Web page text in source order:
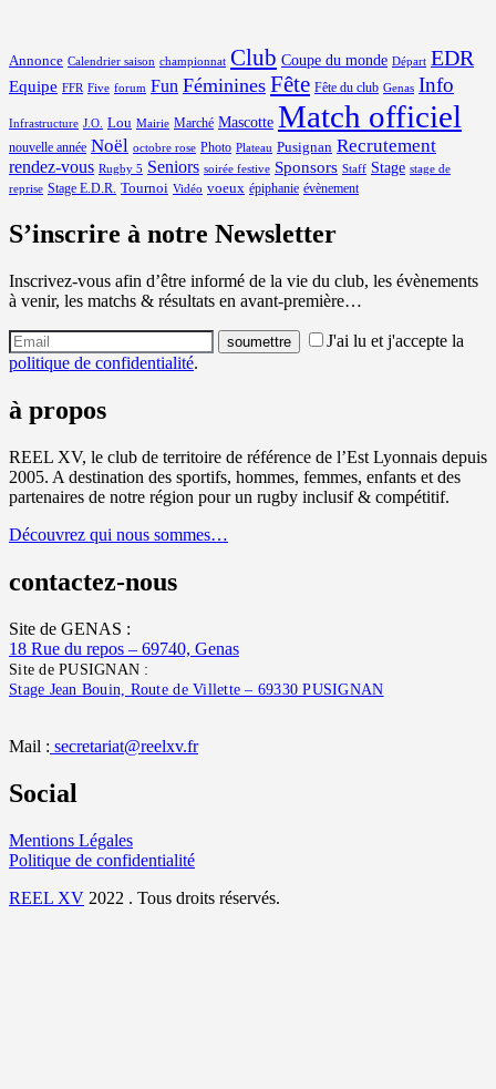
Annonce Calendrier saison championnat Club Coupe du monde Départ EDR
Equipe FFR Five forum Fun Féminines Fête Fête du club Genas Info
Infrastructure J.O. Lou Mairie Marché Mascotte Match officiel
nouvelle année Noël octobre rose Photo Plateau Pusignan Recrutement
rendez-vous Rugby 5 Seniors soirée festive Sponsors Staff Stage stage de
reprise Stage E.D.R. Tournoi Vidéo voeux épiphanie évènement
S’inscrire à notre Newsletter
Inscrivez-vous afin d’être informé de la vie du club, les évènements
à venir, les matchs & résultats en avant-première…
J'ai lu et j'accepte la
politique de confidentialité.
à propos
REEL XV, le club de territoire de référence de l’Est Lyonnais depuis
2005. A destination des sportifs, hommes, femmes, enfants et des
partenaires de notre région pour un rugby inclusif & compétitif.
Découvrez qui nous sommes…
contactez-nous
Site de GENAS :
18 Rue du repos – 69740, Genas
Site de PUSIGNAN :
Stage Jean Bouin, Route de Villette – 69330 PUSIGNAN
Mail : secretariat@reelxv.fr
Social
Mentions Légales
Politique de confidentialité
REEL XV 2022 . Tous droits réservés.